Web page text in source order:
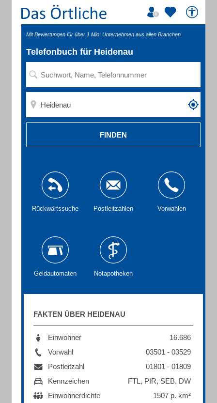
Mit Bewertungen für über 1 Mio. Unternehmen aus allen Branchen
Telefonbuch für Heidenau
FINDEN
Rückwärtssuche Postleitzahlen Vorwahlen
Geldautomaten Notapotheken
FAKTEN ÜBER HEIDENAU
Einwohner
16.686
Vorwahl
03501 - 03529
Postleitzahl
01801 - 01809
Kennzeichen
FTL, PIR, SEB, DW
Einwohnerdichte
1507 p. km²